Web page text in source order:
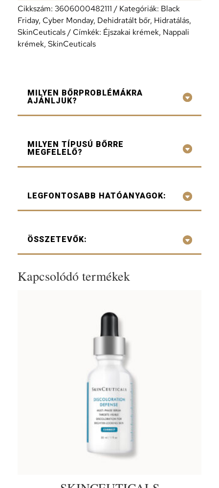
Cikkszám: 3606000482111 Kategóriák: Black
Friday, Cyber Monday, Dehidratált bőr, Hidratálás,
SkinCeuticals
Címkék: Éjszakai krémek, Nappali
krémek, SkinCeuticals
MILYEN BŐRPROBLÉMÁKRA
AJÁNLJUK?
MILYEN TÍPUSÚ BŐRRE
MEGFELELŐ?
LEGFONTOSABB HATÓANYAGOK:
ÖSSZETEVŐK:
Kapcsolódó termékek